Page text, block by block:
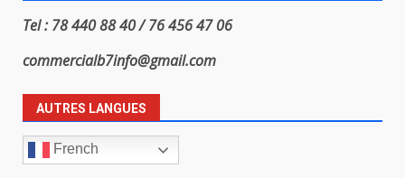
Tel : 78 440 88 40 / 76 456 47 06
commercialb7info@gmail.com
AUTRES LANGUES
French